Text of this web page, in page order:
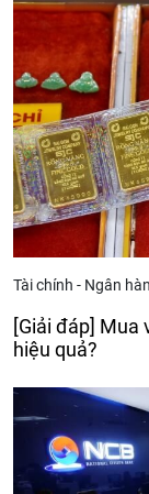
Tài chính - Ngân
[Giải đáp] Mua
hiệu quả?